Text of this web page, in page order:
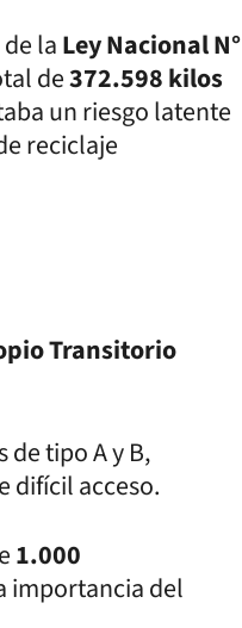
laLey Nacional N°
de372.598 kilos
un riesgo latente
reciclaje
Transitorio
tipo A y B,
difícil acceso.
1.000
importancia del